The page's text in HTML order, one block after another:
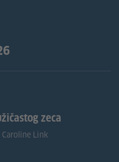
zeca
Caroline Link